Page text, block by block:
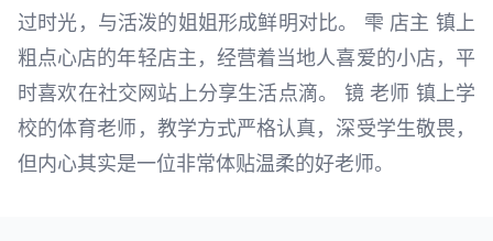
过时光，与活泼的姐姐形成鲜明对比。 雫 店主 镇上
粗点心店的年轻店主，经营着当地人喜爱的小店，平
时喜欢在社交网站上分享生活点滴。 镜 老师 镇上学
校的体育老师，教学方式严格认真，深受学生敬畏，
但内心其实是一位非常体贴温柔的好老师。